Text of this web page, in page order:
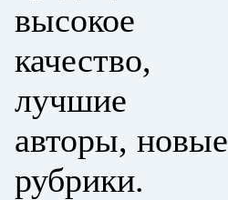
высокое
качество,
лучшие
авторы, новые
рубрики.